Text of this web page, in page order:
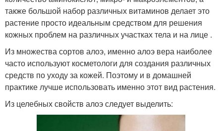
также большой набор различных витаминов делает это
растение просто идеальным средством для решения
кожных проблем на различных участках тела и на лице .
Из множества сортов алоэ, именно алоэ вера наиболее
часто используют косметологи для создания различных
средств по уходу за кожей. Поэтому и в домашней
практике лучше использовать именно этот вид растения.
Из целебных свойств алоэ следует выделить: